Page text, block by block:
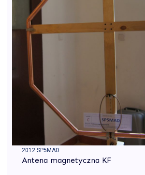
2012 SP5MAD
Antena magnetyczna KF